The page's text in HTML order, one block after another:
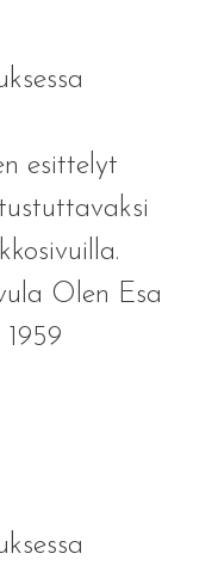
esittelyt
Olen Esa